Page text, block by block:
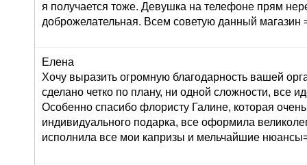
я получается тоже. Девушка на телефоне прям
доброжелательная. Всем советую данный магазин
Елена
Хочу выразить огромную благодарность вашей
сделано четко по плану, ни одной сложности, все
Особенно спасибо флористу Галине, которая
индивидуального подарка, все оформила
исполнила все мои капризы и мельчайшие